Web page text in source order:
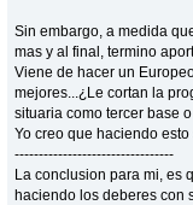
Sin embargo, a medida
mas y al final, termino
Viene de hacer un
mejores...¿Le cortan la
situaria como tercer base
Yo creo que haciendo
---------------------------------
La conclusion para mi, es
haciendo los deberes con